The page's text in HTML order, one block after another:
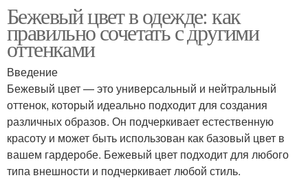
Бежевый цвет в одежде: как
правильно сочетать с другими
оттенками
Введение
Бежевый цвет — это универсальный и нейтральный
оттенок, который идеально подходит для создания
различных образов. Он подчеркивает естественную
красоту и может быть использован как базовый цвет в
вашем гардеробе. Бежевый цвет подходит для любого
типа внешности и подчеркивает любой стиль.